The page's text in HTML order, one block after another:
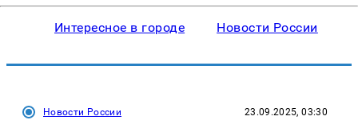
Интересное в городе Новости России
Новости России 23.09.2025, 03:30